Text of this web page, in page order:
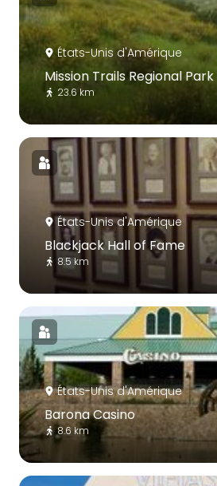
États-Unis d'Amérique
Mission Trails Regional Park
23.6 km
États-Unis d'Amérique
Blackjack Hall of Fame
8.5 km
États-Unis d'Amérique
Barona Casino
8.6 km